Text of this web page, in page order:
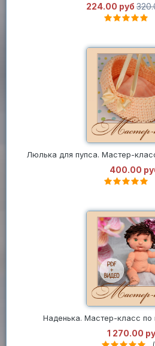
224.00 руб
Люлька для пупса. Мастер-
400.00
Наденька. Мастер-класс
1 270.00